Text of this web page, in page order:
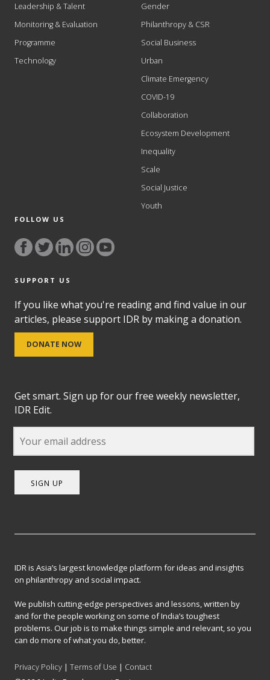
Leadership & Talent
Monitoring & Evaluation
Programme
Technology
Gender
Philanthropy & CSR
Social Business
Urban
Climate Emergency
COVID-19
Collaboration
Ecosystem Development
Inequality
Scale
Social Justice
Youth
FOLLOW US
SUPPORT US
If you like what you're reading and find value in our
articles, please support IDR by making a donation.
DONATE NOW
Get smart. Sign up for our free weekly newsletter,
IDR Edit.
SIGN UP
IDR is Asia’s largest knowledge platform for ideas and insights
on philanthropy and social impact.
We publish cutting-edge perspectives and lessons, written by
and for the people working on some of India’s toughest
problems. Our job is to make things simple and relevant, so you
can do more of what you do, better.
Privacy Policy |Terms of Use | Contact